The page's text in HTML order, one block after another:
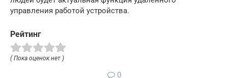
управления работой устройства.
Рейтинг
( Пока оценок нет )
0